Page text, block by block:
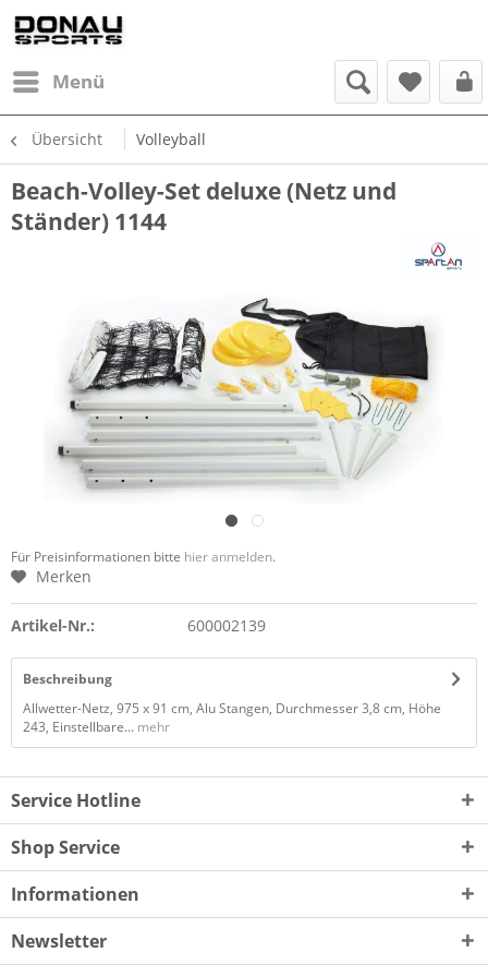
Menü
Übersicht Volleyball
Beach-Volley-Set deluxe (Netz und
Ständer) 1144
Für Preisinformationen bitte hier anmelden.
Merken
Artikel-Nr.: 600002139
Beschreibung
Allwetter-Netz, 975 x 91 cm, Alu Stangen, Durchmesser 3,8 cm, Höhe
243, Einstellbare... mehr
Service Hotline
Shop Service
Informationen
Newsletter